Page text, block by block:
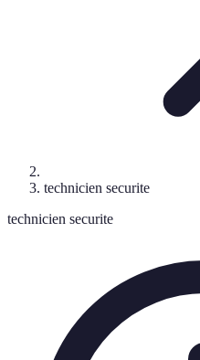
technicien securite
technicien securite